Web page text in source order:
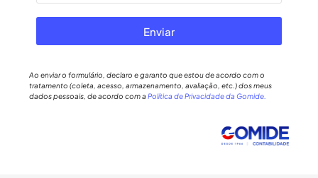
Enviar
Ao enviar o formulário, declaro e garanto que estou de acordo com o
tratamento (coleta, acesso, armazenamento, avaliação, etc.) dos meus
dados pessoais, de acordo com a Política de Privacidade da Gomide.